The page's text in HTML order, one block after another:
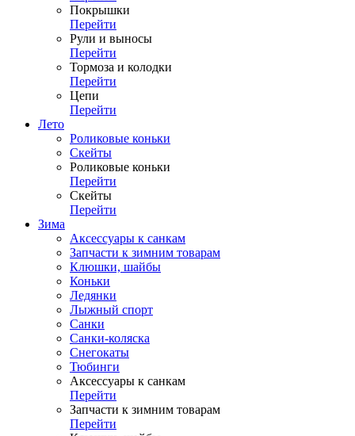
Покрышки
Перейти
Рули и выносы
Перейти
Тормоза и колодки
Перейти
Цепи
Перейти
Лето
Роликовые коньки
Скейты
Роликовые коньки
Перейти
Скейты
Перейти
Зима
Аксессуары к санкам
Запчасти к зимним товарам
Клюшки, шайбы
Коньки
Ледянки
Лыжный спорт
Санки
Санки-коляска
Снегокаты
Тюбинги
Аксессуары к санкам
Перейти
Запчасти к зимним товарам
Перейти